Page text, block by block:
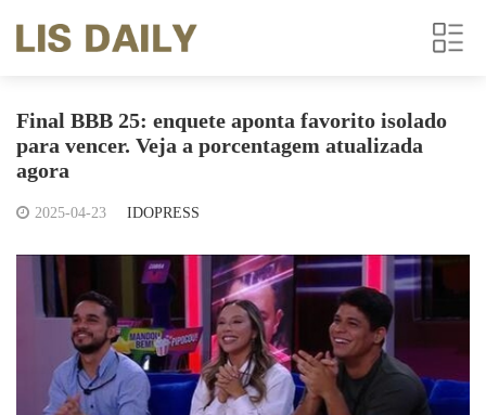
Final BBB 25: enquete aponta favorito isolado
para vencer. Veja a porcentagem atualizada
agora
2025-04-23 IDOPRESS